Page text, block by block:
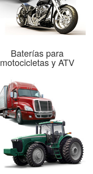
Baterías para
motocicletas y ATV